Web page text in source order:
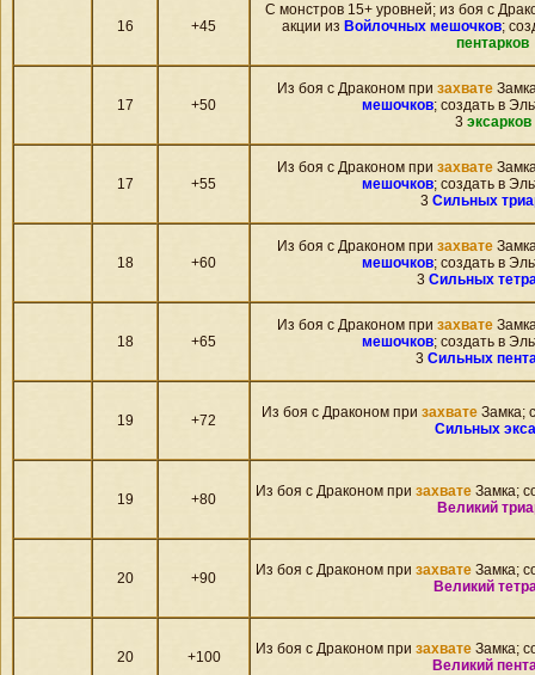
16 +45
С монстров 15+ уровней; из боя c
акции из Войлочных мешочков;
пентарков
17 +50
Из боя c Драконом при захвате
мешочков; создать в
3 эксарков
17 +55
Из боя c Драконом при захвате
мешочков; создать в
3 Сильных
18 +60
Из боя c Драконом при захвате
мешочков; создать в
3 Сильных
18 +65
Из боя c Драконом при захвате
мешочков; создать в
3 Сильных
19 +72 Из боя c Драконом при захватеЗамка;
Сильных
19 +80 Из боя c Драконом при захватеЗамка;
Великий
20 +90 Из боя c Драконом при захватеЗамка;
Великий
20 +100 Из боя c Драконом при захватеЗамка;
Великий